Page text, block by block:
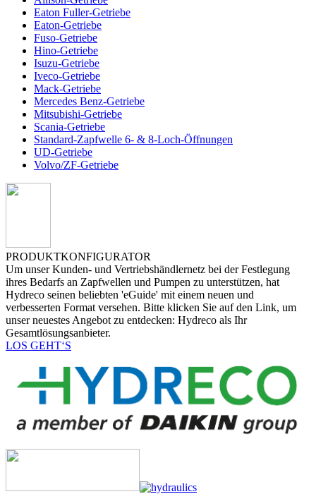
Eaton Fuller-Getriebe
Eaton-Getriebe
Fuso-Getriebe
Hino-Getriebe
Isuzu-Getriebe
Iveco-Getriebe
Mack-Getriebe
Mercedes Benz-Getriebe
Mitsubishi-Getriebe
Scania-Getriebe
Standard-Zapfwelle 6- & 8-Loch-Öffnungen
UD-Getriebe
Volvo/ZF-Getriebe
PRODUKTKONFIGURATOR
Um unser Kunden- und Vertriebshändlernetz bei der Festlegung
ihres Bedarfs an Zapfwellen und Pumpen zu unterstützen, hat
Hydreco seinen beliebten 'eGuide' mit einem neuen und
verbesserten Format versehen. Bitte klicken Sie auf den Link, um
unser neuestes Angebot zu entdecken: Hydreco als Ihr
Gesamtlösungsanbieter.
LOS GEHT‘S